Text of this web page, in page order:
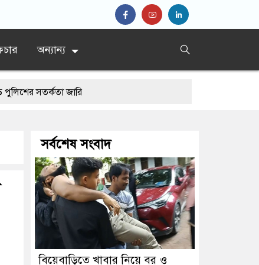
অন্যান্য
জারি
সর্বশেষ সংবাদ
বিয়েবাড়িতে খাবার নিয়ে বর ও